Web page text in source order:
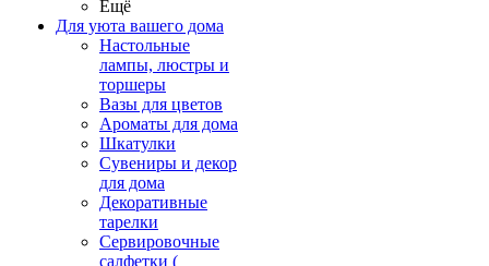
Ещё
Для уюта вашего дома
Настольные
лампы, люстры и
торшеры
Вазы для цветов
Ароматы для дома
Шкатулки
Сувениры и декор
для дома
Декоративные
тарелки
Сервировочные
салфетки (